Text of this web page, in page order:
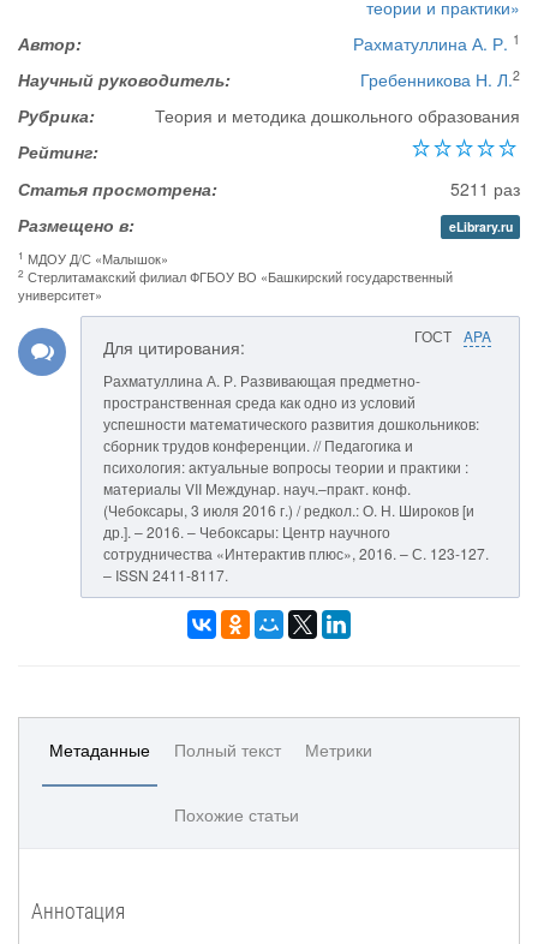
теории и практики»
Автор:
Рахматуллина А. Р. 1
Научный руководитель: Гребенникова Н. Л.2
Рубрика:
Теория и методика дошкольного образования
Рейтинг:
Статья просмотрена:
5211 раз
Размещено в:
eLibrary.ru
1 МДОУ Д/С «Малышок»
2 Стерлитамакский филиал ФГБОУ ВО «Башкирский государственный
университет»
ГОСТ APA
Для цитирования:
Рахматуллина А. Р. Развивающая предметно-
пространственная среда как одно из условий
успешности математического развития дошкольников:
сборник трудов конференции. // Педагогика и
психология: актуальные вопросы теории и практики :
материалы VII Междунар. науч.–практ. конф.
(Чебоксары, 3 июля 2016 г.) / редкол.: О. Н. Широков [и
др.]. – 2016. – Чебоксары: Центр научного
сотрудничества «Интерактив плюс», 2016. – С. 123-127.
– ISSN 2411-8117.
Метаданные Полный текст Метрики
Похожие статьи
Аннотация